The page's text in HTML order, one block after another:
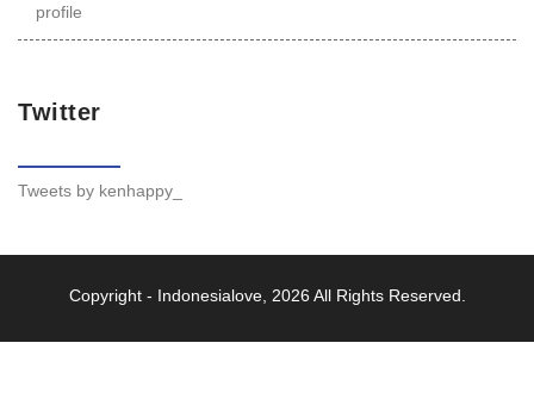
profile
Twitter
Tweets by kenhappy_
Copyright - Indonesialove, 2026 All Rights Reserved.